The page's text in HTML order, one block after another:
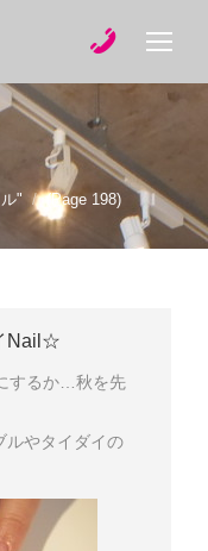
" (Page 198)
Nail☆
するか…秋を先
ルやタイダイの